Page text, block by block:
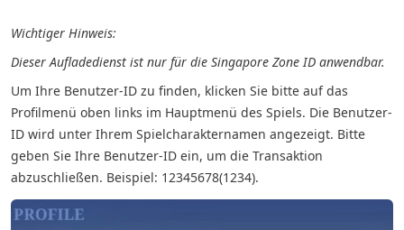
Wichtiger Hinweis:
Dieser Aufladedienst ist nur für die Singapore Zone ID anwendbar.
Um Ihre Benutzer-ID zu finden, klicken Sie bitte auf das
Profilmenü oben links im Hauptmenü des Spiels. Die Benutzer-
ID wird unter Ihrem Spielcharakternamen angezeigt. Bitte
geben Sie Ihre Benutzer-ID ein, um die Transaktion
abzuschließen. Beispiel: 12345678(1234).